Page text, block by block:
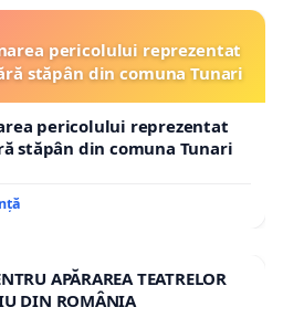
ale somnului și
reziduuri și particule care
și afectează
pirotehnice implică și
publică. De-a lungul
asociată cu accidente și
în rândul copiilor și
pericolului reprezentat
stăpân din comuna Tunari
pericolului reprezentat
stăpân din comuna Tunari
APĂRAREA TEATRELOR
DIN ROMÂNIA